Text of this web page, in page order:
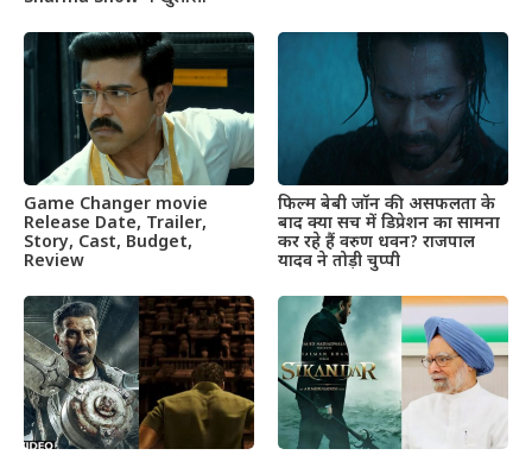
Game Changer movie
Release Date, Trailer,
Story, Cast, Budget,
Review
फिल्म बेबी जॉन की असफलता के
बाद क्या सच में डिप्रेशन का सामना
कर रहे हैं वरुण धवन? राजपाल
यादव ने तोड़ी चुप्पी